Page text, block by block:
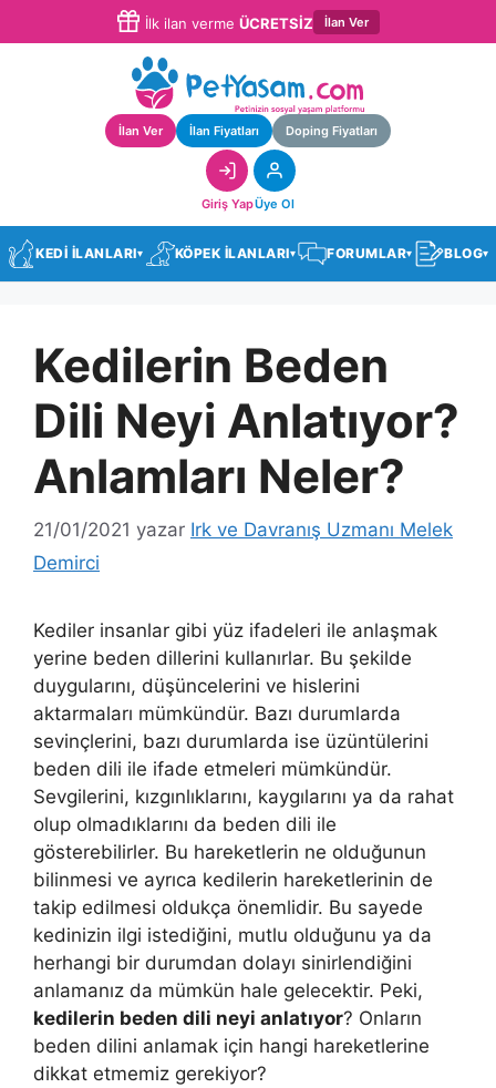
İlk ilan verme ÜCRETSİZ İlan Ver
İlan Ver İlan Fiyatları Doping Fiyatları
Giriş YapÜye Ol
KEDİ İLANLARI▾ KÖPEK İLANLARI▾ FORUMLAR▾ BLOG▾
Kedilerin Beden
Dili Neyi Anlatıyor?
Anlamları Neler?
21/01/2021 yazar Irk ve Davranış Uzmanı Melek
Demirci
Kediler insanlar gibi yüz ifadeleri ile anlaşmak
yerine beden dillerini kullanırlar. Bu şekilde
duygularını, düşüncelerini ve hislerini
aktarmaları mümkündür. Bazı durumlarda
sevinçlerini, bazı durumlarda ise üzüntülerini
beden dili ile ifade etmeleri mümkündür.
Sevgilerini, kızgınlıklarını, kaygılarını ya da rahat
olup olmadıklarını da beden dili ile
gösterebilirler. Bu hareketlerin ne olduğunun
bilinmesi ve ayrıca kedilerin hareketlerinin de
takip edilmesi oldukça önemlidir. Bu sayede
kedinizin ilgi istediğini, mutlu olduğunu ya da
herhangi bir durumdan dolayı sinirlendiğini
anlamanız da mümkün hale gelecektir. Peki,
kedilerin beden dili neyi anlatıyor? Onların
beden dilini anlamak için hangi hareketlerine
dikkat etmemiz gerekiyor?